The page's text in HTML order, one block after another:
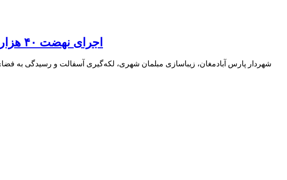
اجرای نهضت ۴۰ هزار تنی آسفالت در پارس آباد/ رسیدگی به مبلمان شهری اولویت شهرداری است
شهردار پارس آبادمغان، زیباسازی مبلمان شهری، لکه‌گیری آسفالت و رسیدگی به